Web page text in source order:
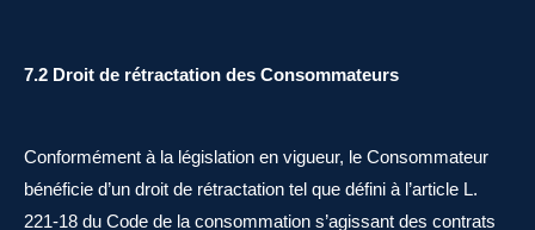
7.2 Droit de rétractation des Consommateurs
Conformément à la législation en vigueur, le Consommateur
bénéficie d’un droit de rétractation tel que défini à l’article L.
221-18 du Code de la consommation s’agissant des contrats